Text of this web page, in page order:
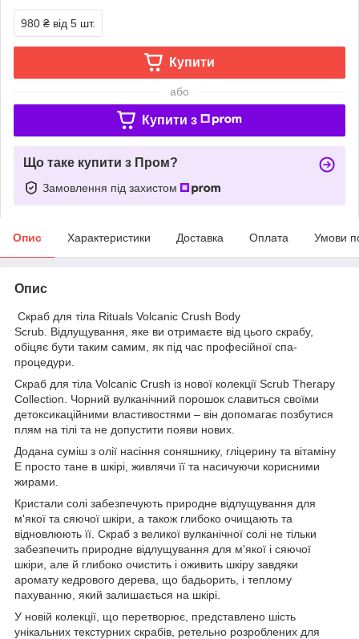
980 ₴ від 5 шт.
Купити
або
Купити з
Що таке купити з Пром?
Замовлення під захистом
Опис Характеристики Доставка Оплата Умови
Опис
Скраб для тіла Rituals Volcanic Crush Body
Scrub. Відлущування, яке ви отримаєте від цього скрабу,
обіцяє бути таким самим, як під час професійної спа-
процедури.
Скраб для тіла Volcanic Crush із нової колекції Scrub Therapy
Collection. Чорний вулканічний порошок славиться своїми
детоксикаційними властивостями – він допомагає позбутися
плям на тілі та не допустити появи нових.
Додана суміш з олії насіння соняшнику, гліцерину та вітаміну
Е просто тане в шкірі, живлячи її та насичуючи корисними
жирами.
Кристали солі забезпечують природне відлущування для
м'якої та сяючої шкіри, а також глибоко очищають та
відновлюють її. Скраб з великої вулканічної солі не тільки
забезпечить природне відлущування для м'якої і сяючої
шкіри, але й глибоко очистить і оживить шкіру завдяки
аромату кедрового дерева, що бадьорить, і теплому
пахуванню, який залишається на шкірі.
У новій колекції, що перетворює, представлено шість
унікальних текстурних скрабів, ретельно розроблених для